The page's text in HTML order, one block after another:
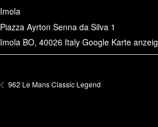
Imola
Piazza Ayrton Senna da Silva 1
Imola BO, 40026 Italy Google Karte
962 Le Mans Classic Legend